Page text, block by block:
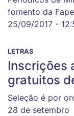
fomento da
25/09/2017 -
LETRAS
Inscrições
gratuitos
Seleção é por
28 de setembro